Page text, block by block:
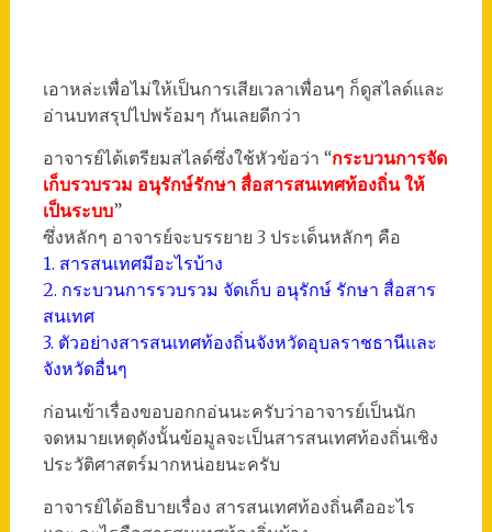
เอาหล่ะเพื่อไม่ให้เป็นการเสียเวลาเพื่อนๆ ก็ดูสไลด์และ
อ่านบทสรุปไปพร้อมๆ กันเลยดีกว่า
อาจารย์ได้เตรียมสไลด์ซึ่งใช้หัวข้อว่า “กระบวนการจัด
เก็บรวบรวม อนุรักษ์รักษา สื่อสารสนเทศท้องถิ่น ให้
เป็นระบบ”
ซึ่งหลักๆ อาจารย์จะบรรยาย 3 ประเด็นหลักๆ คือ
1. สารสนเทศมีอะไรบ้าง
2. กระบวนการรวบรวม จัดเก็บ อนุรักษ์ รักษา สื่อสาร
สนเทศ
3. ตัวอย่างสารสนเทศท้องถิ่นจังหวัดอุบลราชธานีและ
จังหวัดอื่นๆ
ก่อนเข้าเรื่องขอบอกกอ่นนะครับว่าอาจารย์เป็นนัก
จดหมายเหตุดังนั้นข้อมูลจะเป็นสารสนเทศท้องถิ่นเชิง
ประวัติศาสตร์มากหน่อยนะครับ
อาจารย์ได้อธิบายเรื่อง สารสนเทศท้องถิ่นคืออะไร